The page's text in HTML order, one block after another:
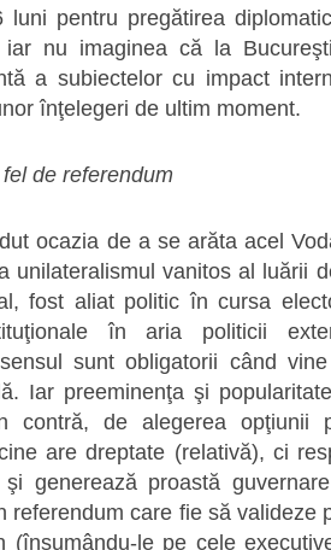
luni pentru pregătirea
nu imaginea că la
a subiectelor cu impact
înţelegeri de ultim moment.
de referendum
ocazia de a se arăta acel
unilateralismul vanitos al luării
fost aliat politic în cursa
în aria politicii
sunt obligatorii când
Iar preeminenţa şi
contră, de alegerea opţiunii
are dreptate (relativă), ci
generează proastă
referendum care fie să valideze
(însumându-le pe cele